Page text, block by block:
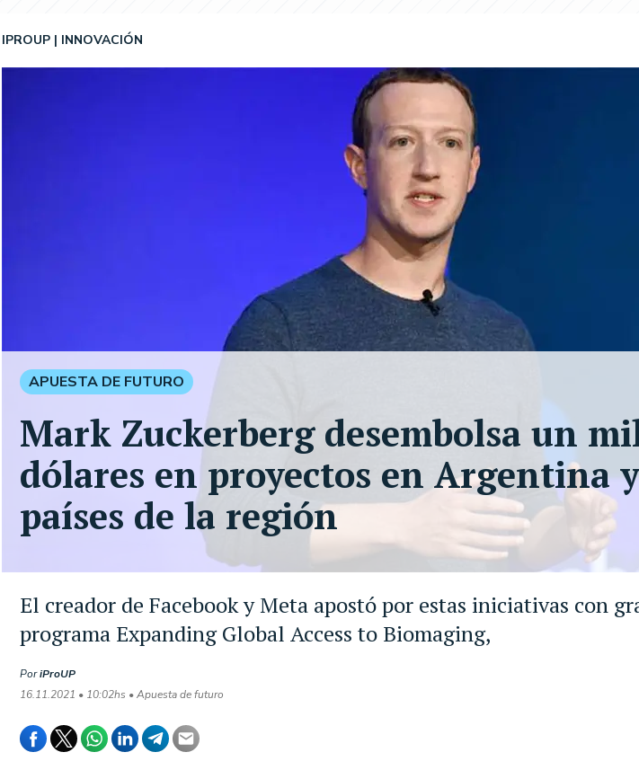
El creador de Facebook y Meta apostó por estas iniciativas con
programa Expanding Global Access to Biomaging,
IPROUP INNOVACIÓN
PoriProUP
16.11.2021 • 10:02hs • Apuesta de futuro
APUESTA DE FUTURO
Mark Zuckerberg desembolsa un
dólares en proyectos en Argentina
países de la región